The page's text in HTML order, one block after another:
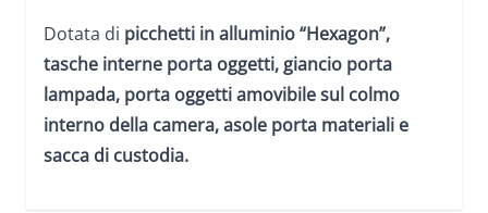
Dotata di picchetti in alluminio “Hexagon”,
tasche interne porta oggetti, giancio porta
lampada, porta oggetti amovibile sul colmo
interno della camera, asole porta materiali e
sacca di custodia.